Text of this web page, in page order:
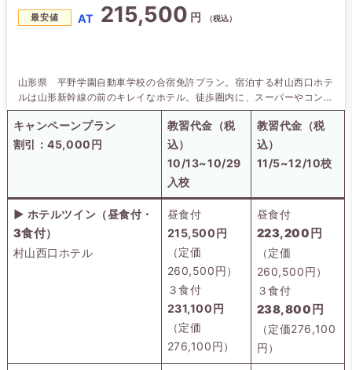
最安値 AT 215,500 円 （税込）
山形県 平野学園自動車学校の合宿免許プラン。宿泊する村山西口ホテ
ルは山形新幹線の前のキレイなホテル。徒歩圏内に、スーパーやコンビ
ニ、マック、100均などがあり、観光名所もいろいろ。１階にも美味し
いラーメンの食べられる「KOHARA亭」も。
※割引条件：10/13~12/10 入校 村山西口ホテル限定
キャンペーンプラン
割引：45,000円
教習代金（税
込）
10/13~10/29
入校
教習代金（税
込）
11/5~12/10校
▶ ホテルツイン（昼食付・
3食付）
村山西口ホテル
昼食付
215,500円
（定価
260,500円）
３食付
231,100円
（定価
276,100円）
昼食付
223,200円
（定価
260,500円）
３食付
238,800円
（定価276,100
円）